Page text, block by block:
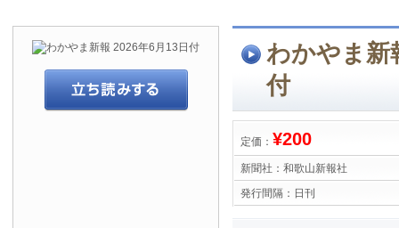
わかやま新
付
定価： ¥200
新聞社： 和歌山新報社
発行間隔： 日刊